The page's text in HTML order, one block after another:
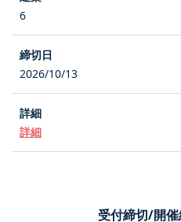
6
2026/10/13
詳細
受付締切/開